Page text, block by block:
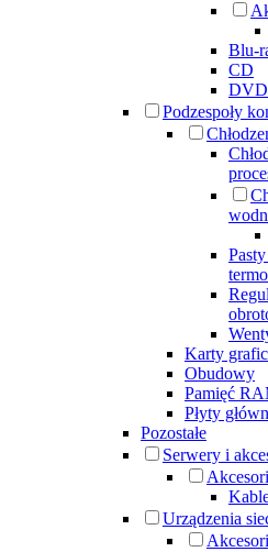
Blu-
CD
DVD
Podzespoły
Karty
Obudowy
Pamięć
Płyty
Pozostałe
Serwery i
Urządzenia